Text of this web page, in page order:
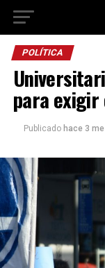
POLÍTICA
para exigir
Publicado hace 3